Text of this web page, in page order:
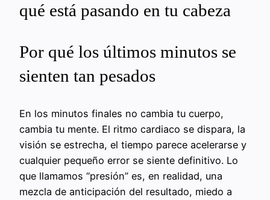
qué está pasando en tu cabeza
Por qué los últimos minutos se
sienten tan pesados
En los minutos finales no cambia tu cuerpo,
cambia tu mente. El ritmo cardiaco se dispara, la
visión se estrecha, el tiempo parece acelerarse y
cualquier pequeño error se siente definitivo. Lo
que llamamos “presión” es, en realidad, una
mezcla de anticipación del resultado, miedo a